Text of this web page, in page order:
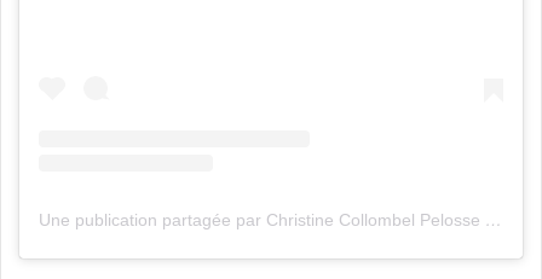
Une publication partagée par Christine Collombel Pelosse (@reinecris)